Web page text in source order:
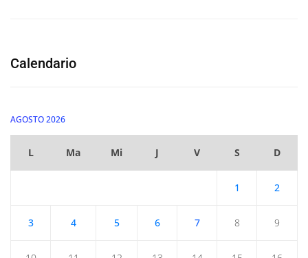
Calendario
AGOSTO 2026
L Ma Mi J V S D
1 2
3 4 5 6 7 8 9